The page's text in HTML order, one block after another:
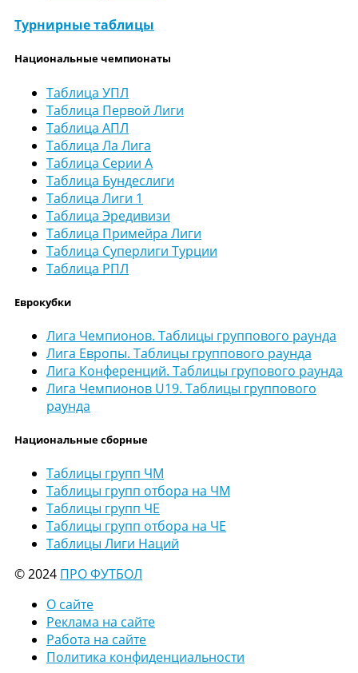
Турнирные таблицы
Национальные чемпионаты
Таблица УПЛ
Таблица Первой Лиги
Таблица АПЛ
Таблица Ла Лига
Таблица Серии А
Таблица Бундеслиги
Таблица Лиги 1
Таблица Эредивизи
Таблица Примейра Лиги
Таблица Суперлиги Турции
Таблица РПЛ
Еврокубки
Лига Чемпионов. Таблицы группового раунда
Лига Европы. Таблицы группового раунда
Лига Конференций. Таблицы групового раунда
Лига Чемпионов U19. Таблицы группового
раунда
Национальные сборные
Таблицы групп ЧМ
Таблицы групп отбора на ЧМ
Таблицы групп ЧЕ
Таблицы групп отбора на ЧЕ
Таблицы Лиги Наций
© 2024 ПРО ФУТБОЛ
О сайте
Реклама на сайте
Работа на сайте
Политика конфиденциальности